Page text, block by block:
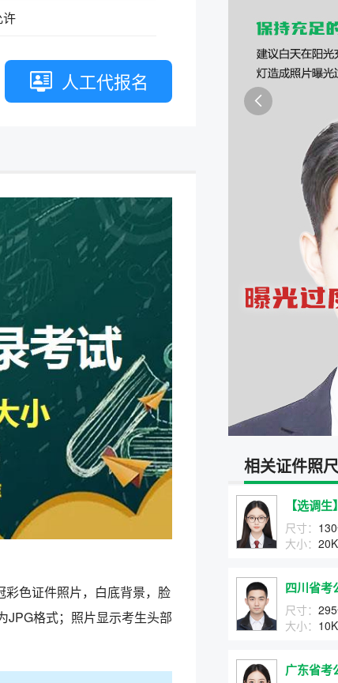
程序
制卡印刷&照片采集一体化
许
人工代报名
色证件照片，白底背景，脸
JPG格式；照片显示考生头部

相关证件照
【选调
尺寸：
大小：
四川省考
尺寸：
大小：
广东省考